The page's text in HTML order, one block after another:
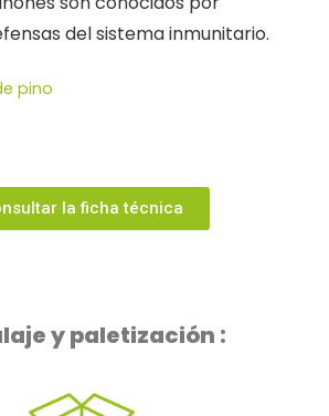
del sistema inmunitario.
pino
la ficha técnica
y paletización :